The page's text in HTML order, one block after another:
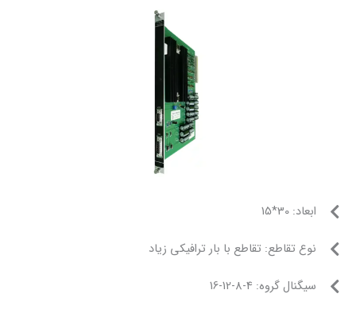
با بار ترافیکی زیاد